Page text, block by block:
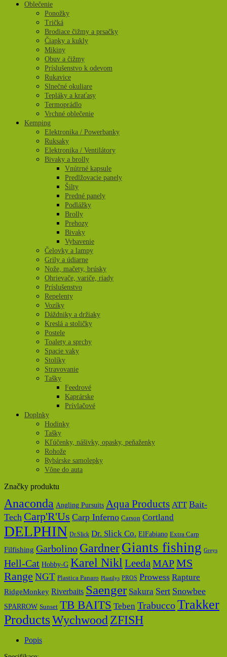
Oblečenie
Ponožky
Tričká
Brodiace čižmy a prsačky
Čiapky a kukly
Mikiny
Obuv a čižmy
Príslušenstvo k odevom
Rukavice
Slnečné okuliare
Tepláky a kraťasy
Termoprádlo
Vrchné oblečenie
Kemping
Elektronika / Powerbanky
Ruksaky
Elektronika / Ventilátory
Bivaky a brolly
Vnútrné kapsule
Predlžovacie panely
Šilty
Predné panely
Podlážky
Brolly
Prehozy
Bivaky
Vybavenie
Čelovky a lampy
Grily a údiarne
Nože, mačety, brúsky
Ohrievače, variče, riady
Príslušenstvo
Repelenty
Vozíky
Dáždniky a držiaky
Kreslá a stoličky
Postele
Toalety a sprchy
Spacie vaky
Stolíky
Stravovanie
Tašky
Feedrové
Kaprárske
Prívlačové
Doplnky
Hodinky
Tašky
Kľúčenky, nášivky, opasky, peňaženky
Rohože
Rybárske samolepky
Vône do auta
Značky produktu
Anaconda Angling Pursuits Aqua Products ATT Bait-
Tech Carp'R'Us Carp Inferno Carson Cortland
DELPHIN Dr.Slick Dr. Slick Co. ElFabiano Extra Carp
Filfishing Garbolino GardnerGiants fishing Greys
Hell-Cat Hobby-G Karel Nikl Leeda MAPMS
Range NGT Plastica Panaro Plastilys PROS Prowess Rapture
RidgeMonkey Riverbaits Saenger Sakura Sert Snowbee
SPARROW Sunset TB BAITS Teben TrabuccoTrakker
ProductsWychwood ZFISH
Popis